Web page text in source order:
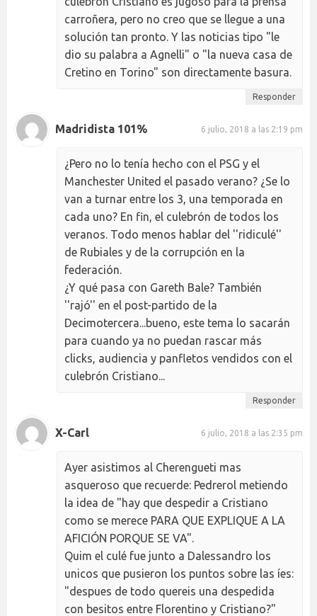
carroñera, pero no creo que se llegue a una
solución tan pronto. Y las noticias tipo "le
dio su palabra a Agnelli" o "la nueva casa de
Cretino en Torino" son directamente basura.
Responder
Madridista 101% 6 julio, 2018 a las 2:19 pm
¿Pero no lo tenía hecho con el PSG y el
Manchester United el pasado verano? ¿Se lo
van a turnar entre los 3, una temporada en
cada uno? En fin, el culebrón de todos los
veranos. Todo menos hablar del ''ridiculé''
de Rubiales y de la corrupción en la
federación.
¿Y qué pasa con Gareth Bale? También
''rajó'' en el post-partido de la
Decimotercera...bueno, este tema lo sacarán
para cuando ya no puedan rascar más
clicks, audiencia y panfletos vendidos con el
culebrón Cristiano...
Responder
X-Carl 6 julio, 2018 a las 2:35 pm
Ayer asistimos al Cherengueti mas
asqueroso que recuerde: Pedrerol metiendo
la idea de "hay que despedir a Cristiano
como se merece PARA QUE EXPLIQUE A LA
AFICIÓN PORQUE SE VA".
Quim el culé fue junto a Dalessandro los
unicos que pusieron los puntos sobre las íes:
"despues de todo quereis una despedida
con besitos entre Florentino y Cristiano?"